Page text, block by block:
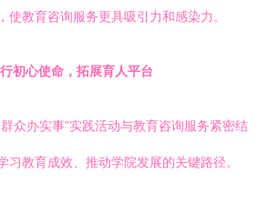
使教育咨询服务更具吸引力和感染力。
初心使命，拓展育人平台
众办实事”实践活动与教育咨询服务紧密结
习教育成效、推动学院发展的关键路径。